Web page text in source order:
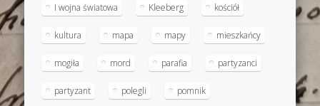
I wojna światowa Kleeberg kościół
kultura mapa mapy mieszkańcy
mogiła mord parafia partyzanci
partyzant polegli pomnik